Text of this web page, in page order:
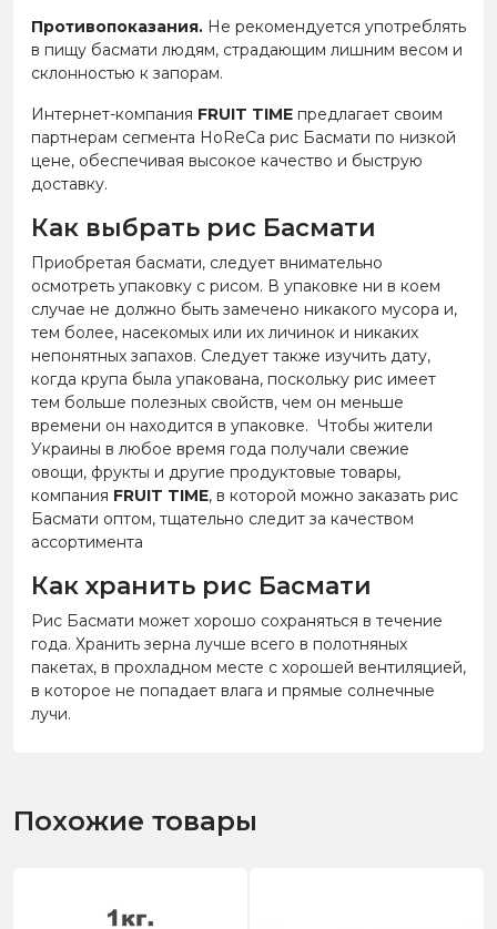
Противопоказания. Не рекомендуется употреблять
в пищу басмати людям, страдающим лишним весом и
склонностью к запорам.
Интернет-компания FRUIT TIME предлагает своим
партнерам сегмента HoReCa рис Басмати по низкой
цене, обеспечивая высокое качество и быструю
доставку.
Как выбрать рис Басмати
Приобретая басмати, следует внимательно
осмотреть упаковку с рисом. В упаковке ни в коем
случае не должно быть замечено никакого мусора и,
тем более, насекомых или их личинок и никаких
непонятных запахов. Следует также изучить дату,
когда крупа была упакована, поскольку рис имеет
тем больше полезных свойств, чем он меньше
времени он находится в упаковке. Чтобы жители
Украины в любое время года получали свежие
овощи, фрукты и другие продуктовые товары,
компания FRUIT TIME, в которой можно заказать рис
Басмати оптом, тщательно следит за качеством
ассортимента
Как хранить рис Басмати
Рис Басмати может хорошо сохраняться в течение
года. Хранить зерна лучше всего в полотняных
пакетах, в прохладном месте с хорошей вентиляцией,
в которое не попадает влага и прямые солнечные
лучи.
Похожие товары